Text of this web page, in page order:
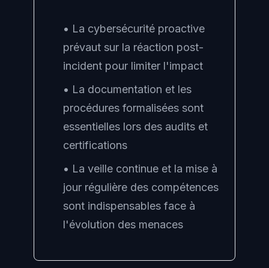
• La cybersécurité proactive
prévaut sur la réaction post-
incident pour limiter l'impact
• La documentation et les
procédures formalisées sont
essentielles lors des audits et
certifications
• La veille continue et la mise à
jour régulière des compétences
sont indispensables face à
l'évolution des menaces